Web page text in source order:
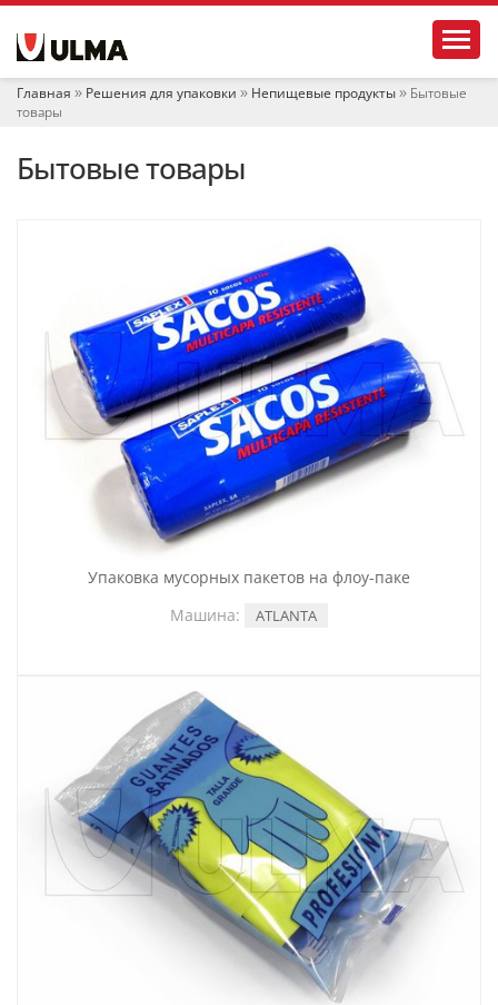
и Главная Решения для упаковки Непищевые продукты
Бытовые
товары
Бытовые товары
Упаковка мусорных пакетов на флоу-паке
Машина:
ATLANTA